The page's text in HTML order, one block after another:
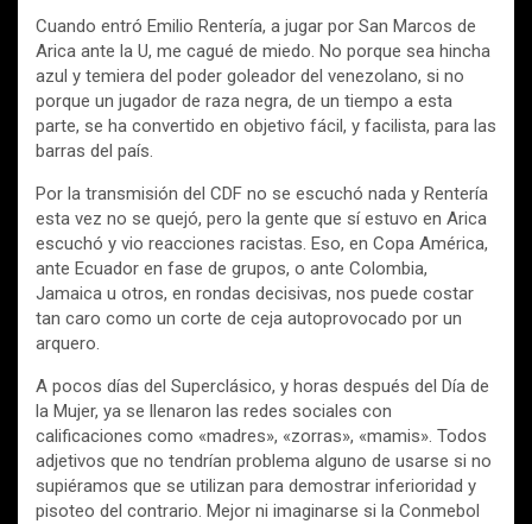
Cuando entró Emilio Rentería, a jugar por San Marcos de
Arica ante la U, me cagué de miedo. No porque sea hincha
azul y temiera del poder goleador del venezolano, si no
porque un jugador de raza negra, de un tiempo a esta
parte, se ha convertido en objetivo fácil, y facilista, para las
barras del país.
Por la transmisión del CDF no se escuchó nada y Rentería
esta vez no se quejó, pero la gente que sí estuvo en Arica
escuchó y vio reacciones racistas. Eso, en Copa América,
ante Ecuador en fase de grupos, o ante Colombia,
Jamaica u otros, en rondas decisivas, nos puede costar
tan caro como un corte de ceja autoprovocado por un
arquero.
A pocos días del Superclásico, y horas después del Día de
la Mujer, ya se llenaron las redes sociales con
calificaciones como «madres», «zorras», «mamis». Todos
adjetivos que no tendrían problema alguno de usarse si no
supiéramos que se utilizan para demostrar inferioridad y
pisoteo del contrario. Mejor ni imaginarse si la Conmebol